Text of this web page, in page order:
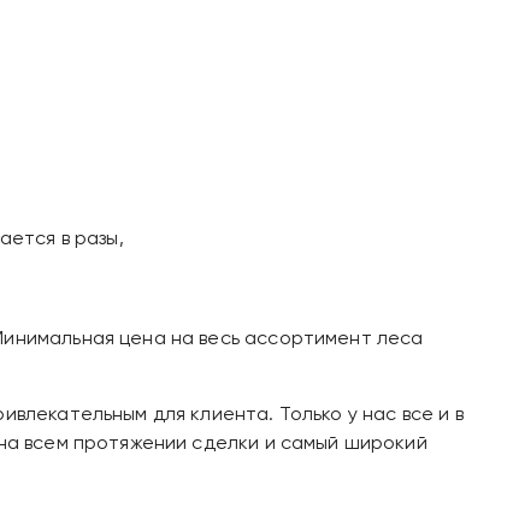
в разы,
цена на весь ассортимент леса
для клиента. Только у нас все и в
всем протяжении сделки и самый широкий